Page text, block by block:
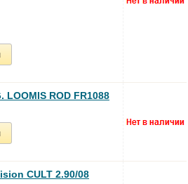
ROD FR1088
CULT 2.90/08